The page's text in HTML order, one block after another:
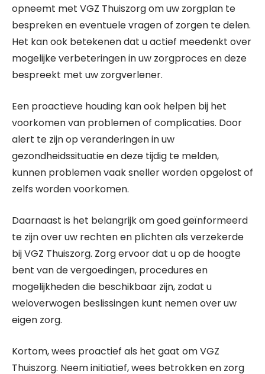
opneemt met VGZ Thuiszorg om uw zorgplan te
bespreken en eventuele vragen of zorgen te delen.
Het kan ook betekenen dat u actief meedenkt over
mogelijke verbeteringen in uw zorgproces en deze
bespreekt met uw zorgverlener.
Een proactieve houding kan ook helpen bij het
voorkomen van problemen of complicaties. Door
alert te zijn op veranderingen in uw
gezondheidssituatie en deze tijdig te melden,
kunnen problemen vaak sneller worden opgelost of
zelfs worden voorkomen.
Daarnaast is het belangrijk om goed geïnformeerd
te zijn over uw rechten en plichten als verzekerde
bij VGZ Thuiszorg. Zorg ervoor dat u op de hoogte
bent van de vergoedingen, procedures en
mogelijkheden die beschikbaar zijn, zodat u
weloverwogen beslissingen kunt nemen over uw
eigen zorg.
Kortom, wees proactief als het gaat om VGZ
Thuiszorg. Neem initiatief, wees betrokken en zorg